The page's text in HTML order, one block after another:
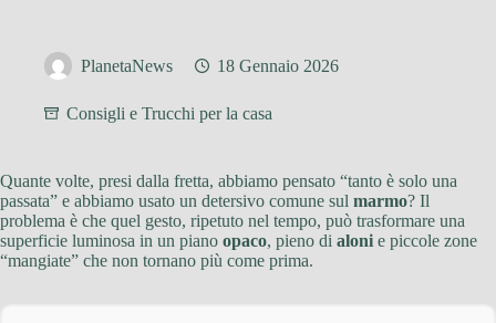
PlanetaNews 18 Gennaio 2026
Consigli e Trucchi per la casa
Quante volte, presi dalla fretta, abbiamo pensato “tanto è solo una
passata” e abbiamo usato un detersivo comune sul marmo? Il
problema è che quel gesto, ripetuto nel tempo, può trasformare una
superficie luminosa in un piano opaco, pieno di aloni e piccole zone
“mangiate” che non tornano più come prima.